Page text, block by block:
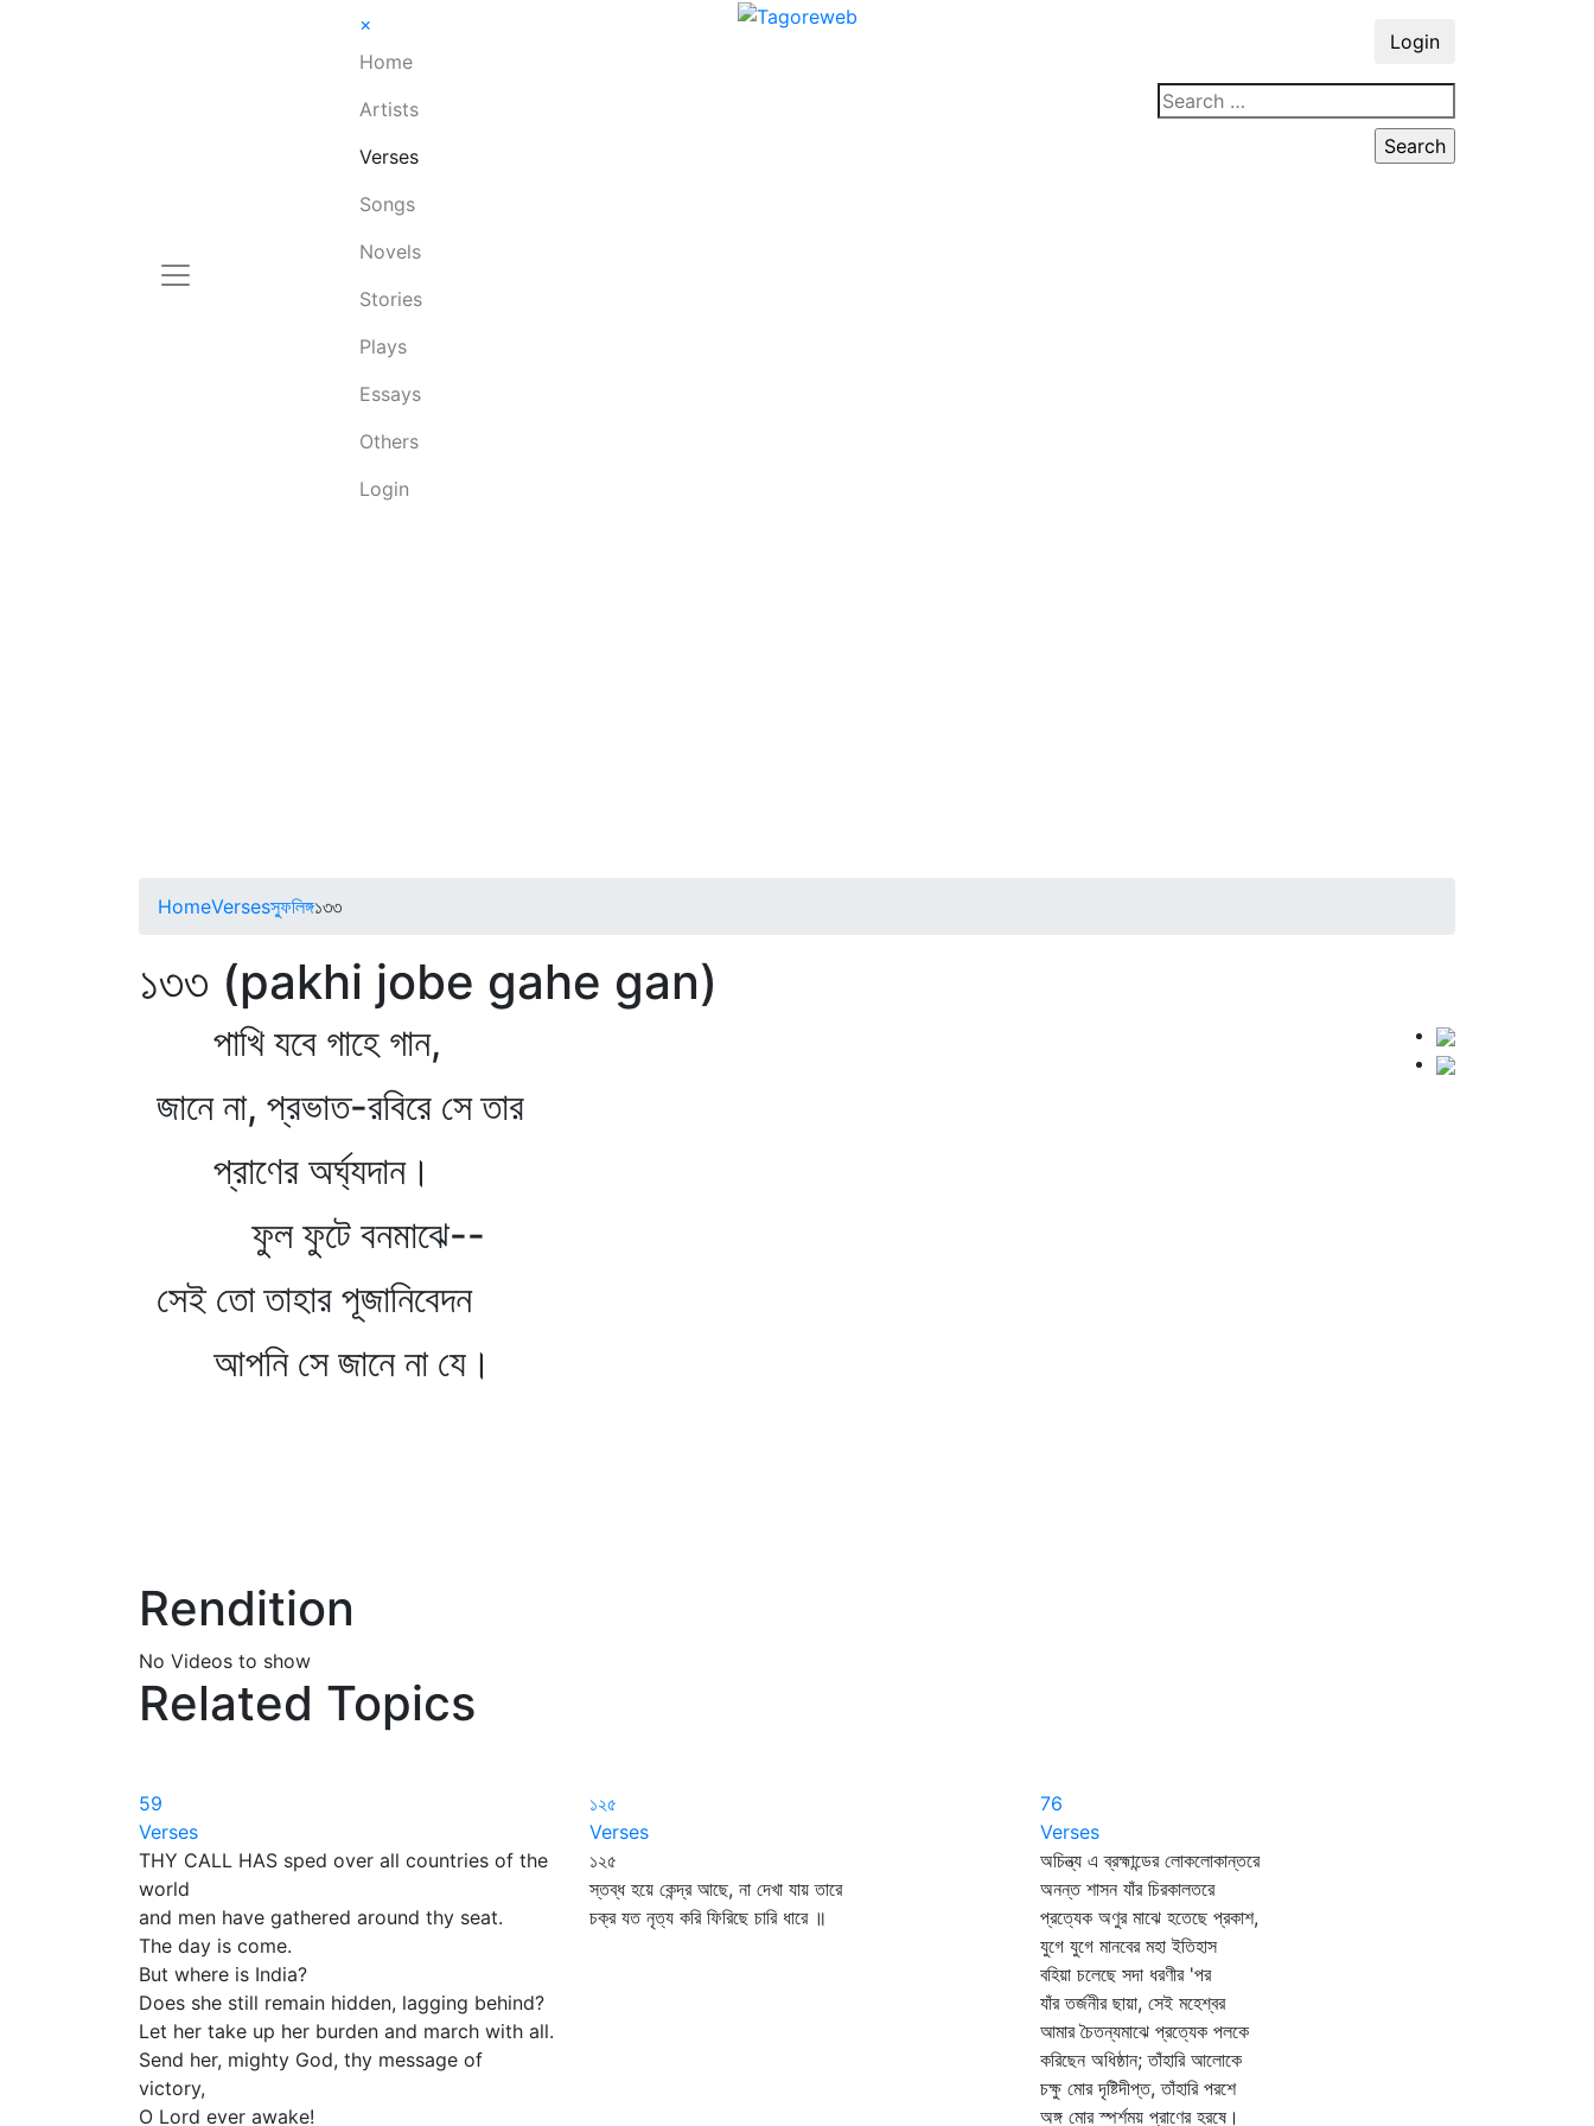
×
Home
Artists
Verses
Songs
Novels
Stories
Plays
Essays
Others
Login
Login
HomeVersesস্ফুলিঙ্গ১৩৩
১৩৩ (pakhi jobe gahe gan)
পাখি যবে গাহে গান,
জানে না, প্রভাত-রবিরে সে তার
প্রাণের অর্ঘ্যদান।
ফুল ফুটে বনমাঝে--
সেই তো তাহার পূজানিবেদন
আপনি সে জানে না যে।
Rendition
No Videos to show
Related Topics
59
Verses
THY CALL HAS sped over all countries of the
world
and men have gathered around thy seat.
The day is come.
But where is India?
Does she still remain hidden, lagging behind?
Let her take up her burden and march with all.
Send her, mighty God, thy message of
victory,
O Lord ever awake!
১২৫
Verses
১২৫
স্তব্ধ হয়ে কেন্দ্র আছে, না দেখা যায় তারে
চক্র যত নৃত্য করি ফিরিছে চারি ধারে ॥
76
Verses
অচিন্ত্য এ ব্রহ্মান্ডের লোকলোকান্তরে
অনন্ত শাসন যাঁর চিরকালতরে
প্রত্যেক অণুর মাঝে হতেছে প্রকাশ,
যুগে যুগে মানবের মহা ইতিহাস
বহিয়া চলেছে সদা ধরণীর 'পর
যাঁর তর্জনীর ছায়া, সেই মহেশ্বর
আমার চৈতন্যমাঝে প্রত্যেক পলকে
করিছেন অধিষ্ঠান; তাঁহারি আলোকে
চক্ষু মোর দৃষ্টিদীপ্ত, তাঁহারি পরশে
অঙ্গ মোর স্পর্শময় প্রাণের হরষে।